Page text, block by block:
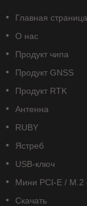
Главная страница
О нас
Продукт чипа
Продукт GNSS
Продукт RTK
Антенна
RUBY
Ястреб
USB-ключ
Мини PCI-E / M.2
Скачать